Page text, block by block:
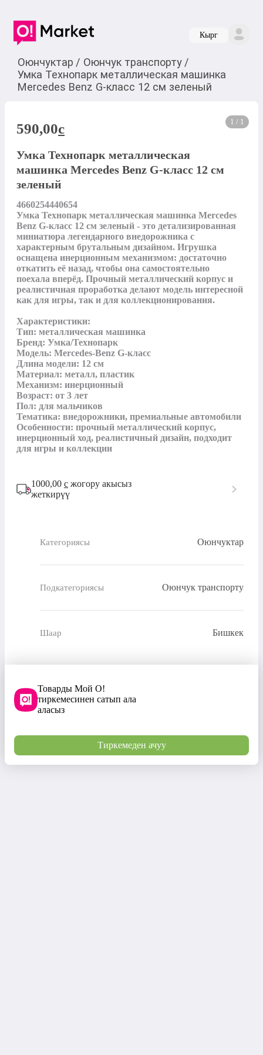
Кырг
Оюнчуктар / Оюнчук транспорту /
Умка Технопарк металлическая машинка
Mercedes Benz G-класс 12 см зеленый
1 / 1
590,00c
Умка Технопарк металлическая
машинка Mercedes Benz G-класс 12 см
зеленый
4660254440654
Умка Технопарк металлическая машинка Mercedes
Benz G-класс 12 см зеленый - это детализированная
миниатюра легендарного внедорожника с
характерным брутальным дизайном. Игрушка
оснащена инерционным механизмом: достаточно
откатить её назад, чтобы она самостоятельно
поехала вперёд. Прочный металлический корпус и
реалистичная проработка делают модель интересной
как для игры, так и для коллекционирования.
Характеристики:
Тип: металлическая машинка
Бренд: Умка/Технопарк
Модель: Mercedes-Benz G-класс
Длина модели: 12 см
Материал: металл, пластик
Механизм: инерционный
Возраст: от 3 лет
Пол: для мальчиков
Тематика: внедорожники, премиальные автомобили
Особенности: прочный металлический корпус,
инерционный ход, реалистичный дизайн, подходит
для игры и коллекции
1000,00 с жогору акысыз
жеткирүү
Категориясы Оюнчуктар
Подкатегориясы Оюнчук транспорту
Шаар Бишкек
Товарды Мой О!
тиркемесинен сатып ала
аласыз
Тиркемеден ачуу